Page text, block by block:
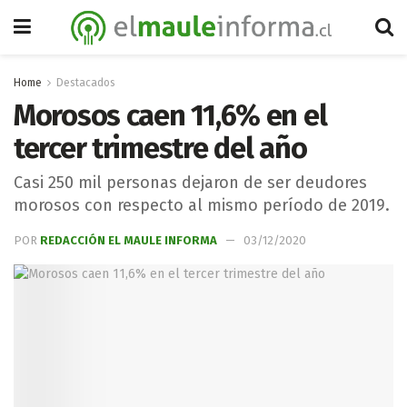
Home Destacados
Morosos caen 11,6% en el
tercer trimestre del año
Casi 250 mil personas dejaron de ser deudores
morosos con respecto al mismo período de 2019.
POR REDACCIÓN EL MAULE INFORMA 03/12/2020